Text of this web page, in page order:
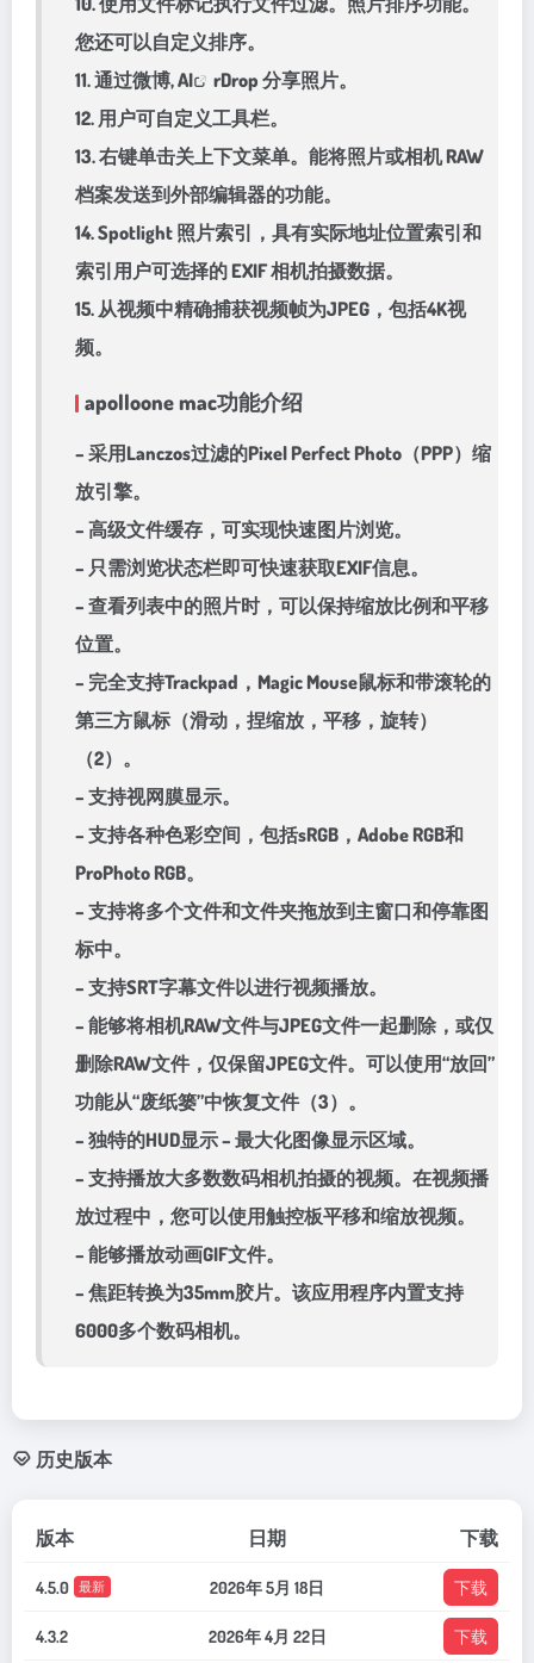
您还可以自定义排序。
11. 通过微博,AI
rDrop 分享照片。
12. 用户可自定义工具栏。
13. 右键单击关上下文菜单。能将照片或相机 RAW
档案发送到外部编辑器的功能。
14. Spotlight 照片索引，具有实际地址位置索引和
索引用户可选择的 EXIF 相机拍摄数据。
15. 从视频中精确捕获视频帧为JPEG，包括4K视
频。
apolloone mac功能介绍
– 采用Lanczos过滤的Pixel Perfect Photo（PPP）缩
放引擎。
– 高级文件缓存，可实现快速图片浏览。
– 只需浏览状态栏即可快速获取EXIF信息。
– 查看列表中的照片时，可以保持缩放比例和平移
位置。
– 完全支持Trackpad，Magic Mouse鼠标和带滚轮的
第三方鼠标（滑动，捏缩放，平移，旋转）
（2）。
– 支持视网膜显示。
– 支持各种色彩空间，包括sRGB，Adobe RGB和
ProPhoto RGB。
– 支持将多个文件和文件夹拖放到主窗口和停靠图
标中。
– 支持SRT字幕文件以进行视频播放。
– 能够将相机RAW文件与JPEG文件一起删除，或仅
删除RAW文件，仅保留JPEG文件。可以使用“放回”
功能从“废纸篓”中恢复文件（3）。
– 独特的HUD显示 – 最大化图像显示区域。
– 支持播放大多数数码相机拍摄的视频。在视频播
放过程中，您可以使用触控板平移和缩放视频。
– 能够播放动画GIF文件。
– 焦距转换为35mm胶片。该应用程序内置支持
6000多个数码相机。
历史版本
版本 日期 下载
4.5.0 最新 2026年 5月 18日 下载
4.3.2 2026年 4月 22日 下载